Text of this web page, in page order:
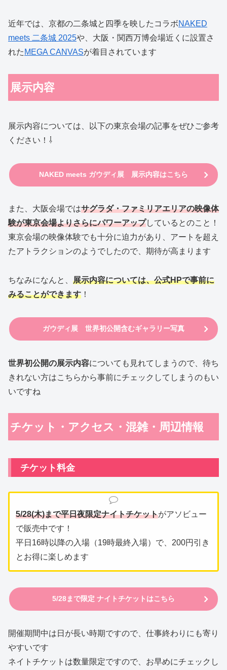
近年では、京都の二条城と四季を映したコラボNAKED
meets 二条城 2025や、大阪・関西万博会場近くに設置さ
れた MEGA CANVASが着目されています
展示内容
展示内容については、以下の東京会場の記事をぜひご参考
ください！⇩
NAKED meets ガウディ展 展示内容はこちら
また、大阪会場ではサグラダ・ファミリアエリアの映像体
験が東京会場よりさらにパワーアップしているとのこと！
東京会場の映像体験でも十分に迫力があり、アートを超え
たアトラクションのようでしたので、期待が高まります
ちなみになんと、 展示内容については、公式HPで事前に
みることができます ！
ガウディ展 世界初公開含むギャラリー写真
世界初公開の展示内容についても見れてしまうので、待ち
きれない方はこちらから事前にチェックしてしまうのもい
いですね
チケット・アクセス・混雑・周辺情報
チケット料金
5/28(木)まで平日夜限定ナイトチケットがアソビュー
で販売中です！
平日16時以降の入場（19時最終入場）で、200円引き
とお得に楽しめます
5/28まで限定 ナイトチケットはこちら
開催期間中は日が長い時期ですので、仕事終わりにも寄り
やすいです
ネイトチケットは数量限定ですので、お早めにチェックし